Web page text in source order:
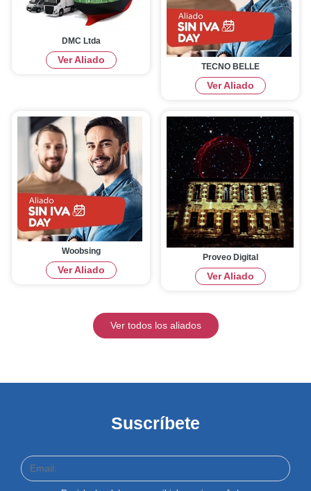
DMC Ltda
Ver Aliado
TECNO BELLE
Ver Aliado
Woobsing
Ver Aliado
Proveo Digital
Ver Aliado
Ver todos los aliados
Suscríbete